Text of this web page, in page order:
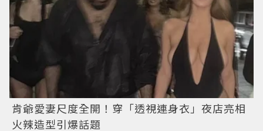
肯爺愛妻尺度全開！穿「透視連身衣」夜店亮相
火辣造型引爆話題